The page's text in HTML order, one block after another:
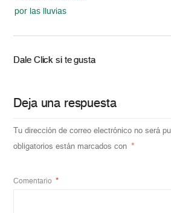
por las lluvias
Dale Click si te gusta
Deja una respuesta
Tu dirección de correo electrónico no será
obligatorios están marcados con *
Comentario *